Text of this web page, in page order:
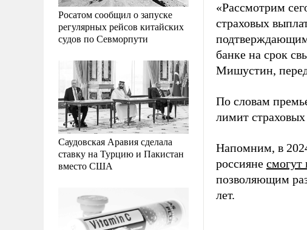
Росатом сообщил о запуске
регулярных рейсов китайских
судов по Севморпути
Саудовская Аравия сделала
ставку на Турцию и Пакистан
вместо США
«Рассмотрим
страховых
подтверждающим
банке на срок
Мишустин,
По словам
лимит
Напомним, в
россияне смогут
позволяющим
лет.